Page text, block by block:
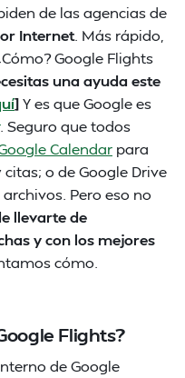
de las agencias de
Internet. Más rápido,
Google Flights
una ayuda este
]Y es que Google es
. Seguro que todos
Calendar para
o de Google Drive
Pero eso no
llevarte de
y con los mejores
cómo.
Flights?
de Google